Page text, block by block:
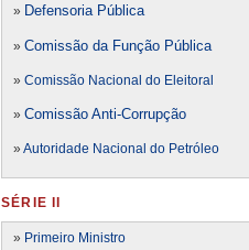
» Defensoria Pública
» Comissão da Função Pública
» Comissão Nacional do Eleitoral
» Comissão Anti-Corrupção
» Autoridade Nacional do Petróleo
SÉRIE II
» Primeiro Ministro